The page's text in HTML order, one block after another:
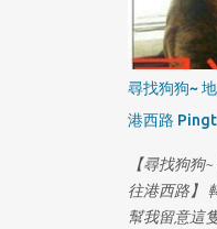
1
尋找狗狗~
港西路
【尋找狗狗
往港西路】
幫我留意這